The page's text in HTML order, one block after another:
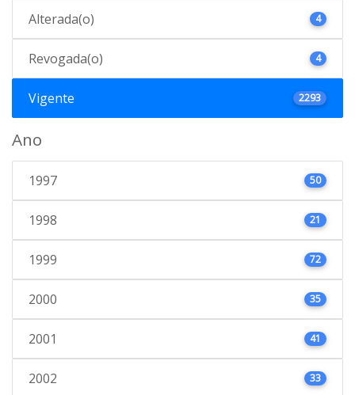
Alterada(o) 4
Revogada(o) 4
Vigente 2293
Ano
1997 50
1998 21
1999 72
2000 35
2001 41
2002 33